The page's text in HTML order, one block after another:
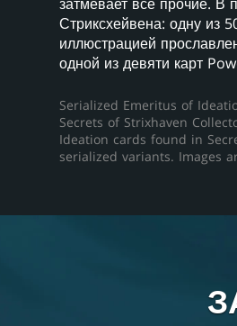
Стриксхейвена: одну из
иллюстрацией
одной из девяти карт
Serialized Emeritus of
Secrets of Strixhaven
Ideation cards found in
serialized variants. Images